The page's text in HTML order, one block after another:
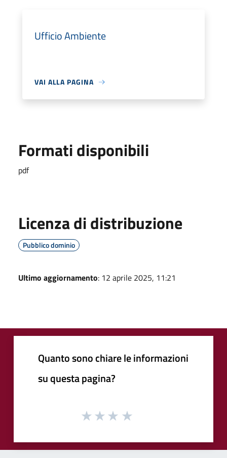
Ufficio Ambiente
VAI ALLA PAGINA
Formati disponibili
pdf
Licenza di distribuzione
Pubblico dominio
Ultimo aggiornamento: 12 aprile 2025, 11:21
Quanto sono chiare le informazioni
su questa pagina?